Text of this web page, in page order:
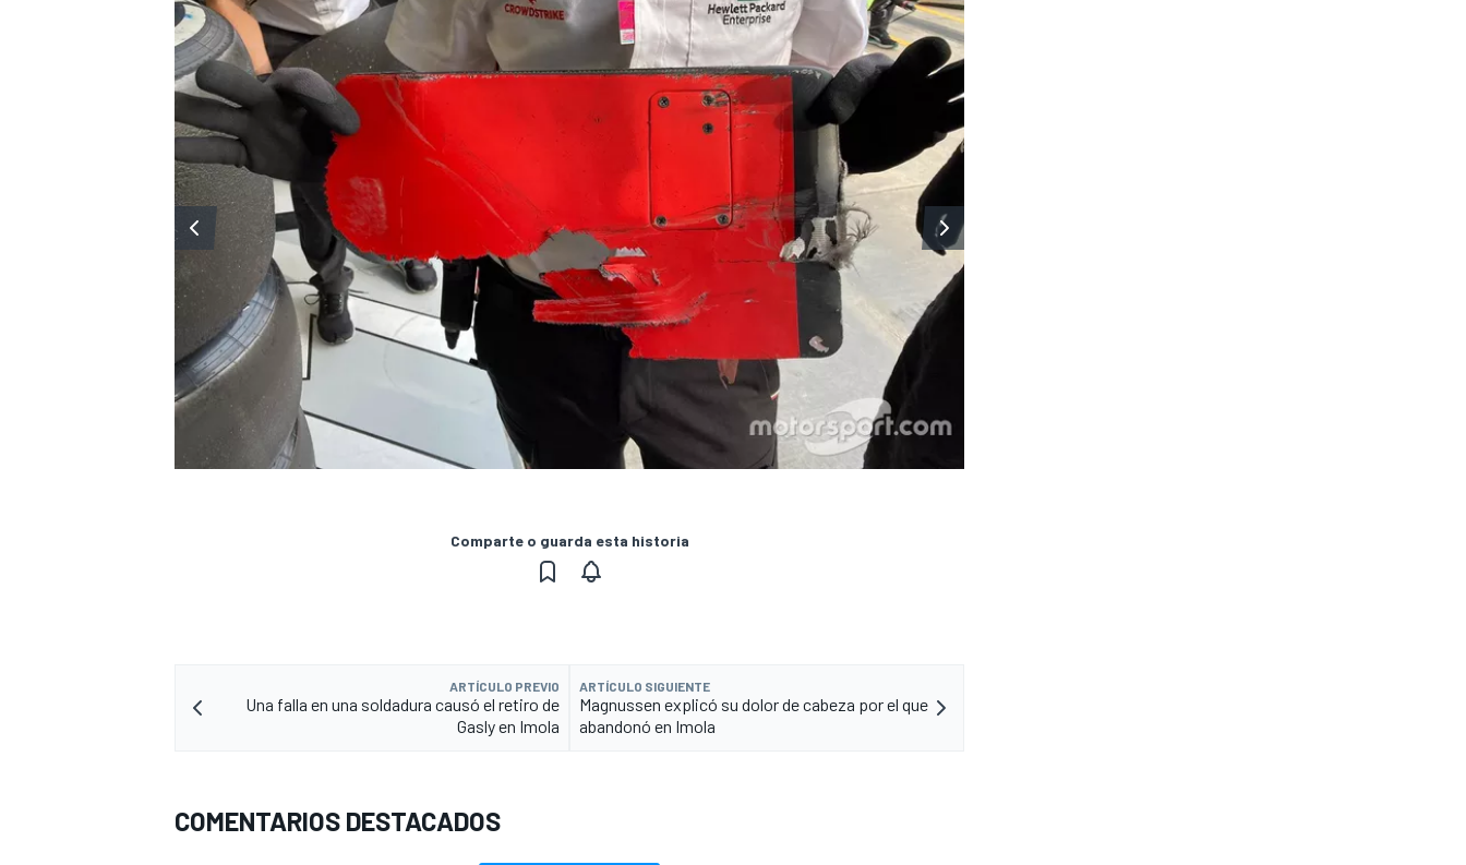
MÁS CATEGORÍAS
Comparte o guarda esta historia
ARTÍCULO PREVIO
Una falla en una soldadura causó el retiro de
Gasly en Imola
ARTÍCULO SIGUIENTE
Magnussen explicó su dolor de cabeza por el que
abandonó en Imola
COMENTARIOS DESTACADOS